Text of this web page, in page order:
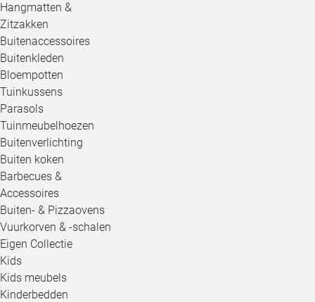
Hangmatten &
Zitzakken
Buitenaccessoires
Buitenkleden
Bloempotten
Tuinkussens
Parasols
Tuinmeubelhoezen
Buitenverlichting
Buiten koken
Barbecues &
Accessoires
Buiten- & Pizzaovens
Vuurkorven & -schalen
Eigen Collectie
Kids
Kids meubels
Kinderbedden